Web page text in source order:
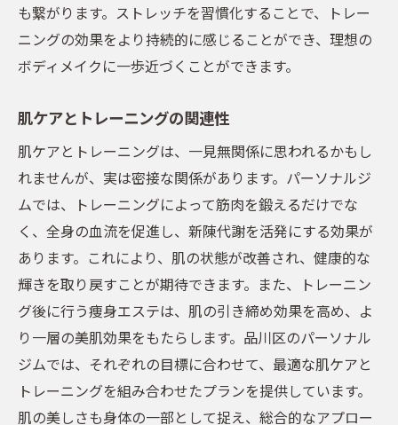
も繋がります。ストレッチを習慣化することで、トレー
ニングの効果をより持続的に感じることができ、理想の
ボディメイクに一歩近づくことができます。
肌ケアとトレーニングの関連性
肌ケアとトレーニングは、一見無関係に思われるかもし
れませんが、実は密接な関係があります。パーソナルジ
ムでは、トレーニングによって筋肉を鍛えるだけでな
く、全身の血流を促進し、新陳代謝を活発にする効果が
あります。これにより、肌の状態が改善され、健康的な
輝きを取り戻すことが期待できます。また、トレーニン
グ後に行う痩身エステは、肌の引き締め効果を高め、よ
り一層の美肌効果をもたらします。品川区のパーソナル
ジムでは、それぞれの目標に合わせて、最適な肌ケアと
トレーニングを組み合わせたプランを提供しています。
肌の美しさも身体の一部として捉え、総合的なアプロー